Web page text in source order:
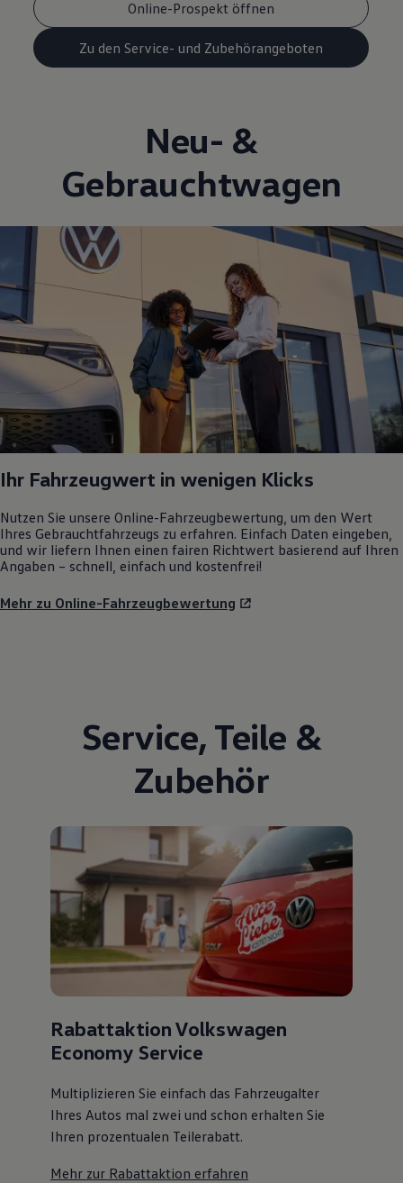
Online-Prospekt öffnen
Zu den Service- und Zubehörangeboten
Neu- &
Gebrauchtwagen
Ihr Fahrzeugwert in wenigen Klicks
Nutzen Sie unsere Online-Fahrzeugbewertung, um den Wert
Ihres Gebrauchtfahrzeugs zu erfahren. Einfach Daten eingeben,
und wir liefern Ihnen einen fairen Richtwert basierend auf Ihren
Angaben – schnell, einfach und kostenfrei!
Mehr zu Online-Fahrzeugbewertung
Service, Teile &
Zubehör
Rabattaktion Volkswagen
Economy Service
Multiplizieren Sie einfach das Fahrzeugalter
Ihres Autos mal zwei und schon erhalten Sie
Ihren prozentualen Teilerabatt.
Mehr zur Rabattaktion erfahren